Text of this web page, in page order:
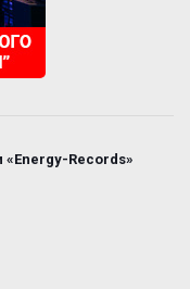
«Energy-Records»